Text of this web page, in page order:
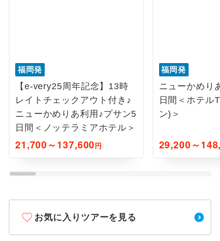
福岡発
【e-very25周年記念】13時
レイトチェックアウト付き♪
ニューかめりあ利用♪プサン5
日間＜ノッテラミアホテル＞
21,700～137,600円
福岡発
ニューかめり
日間＜ホテル
ン)＞
29,200～
お気に入りツアーを見る